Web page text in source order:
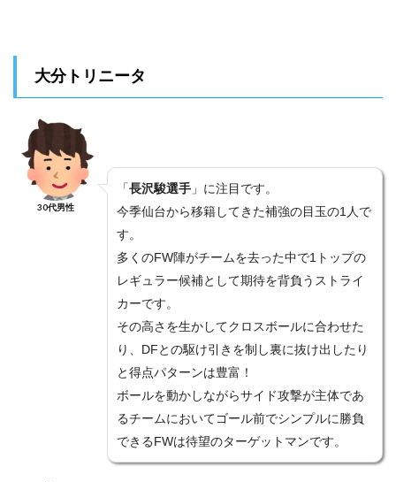
>>【スカパー！サッカーセット】お申込みから約３０分で見
られます！初月無料はこちらから(^^)/
大分トリニータ
30代男性
「長沢駿選手 」に注目です。
今季仙台から移籍してきた補強の目玉の1人で
す。
多くのFW陣がチームを去った中で1トップの
レギュラー候補として期待を背負うストライ
カーです。
その高さを生かしてクロスボールに合わせた
り、DFとの駆け引きを制し裏に抜け出したり
と得点パターンは豊富！
ボールを動かしながらサイド攻撃が主体であ
るチームにおいてゴール前でシンプルに勝負
できるFWは待望のターゲットマンです。